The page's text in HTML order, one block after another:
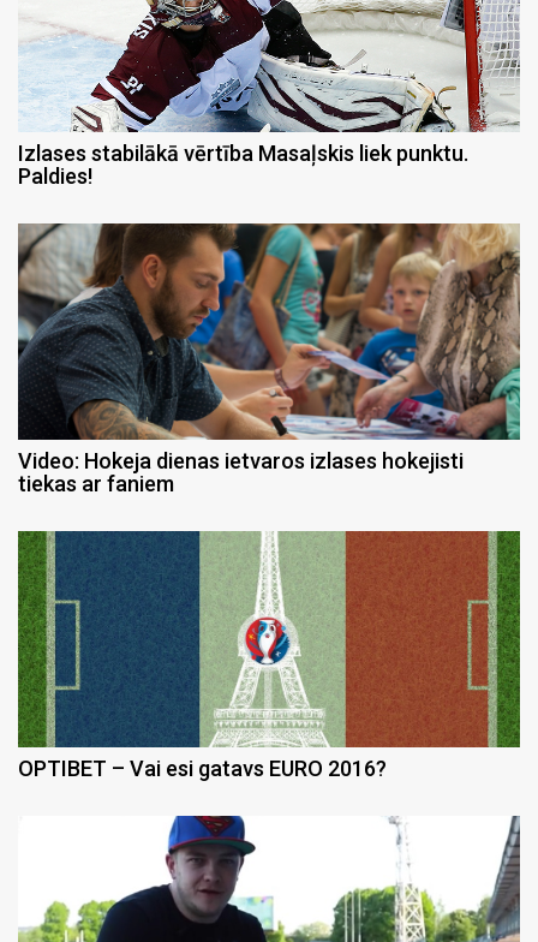
Izlases stabilākā vērtība Masaļskis liek punktu.
Paldies!
Video: Hokeja dienas ietvaros izlases hokejisti
tiekas ar faniem
OPTIBET – Vai esi gatavs EURO 2016?